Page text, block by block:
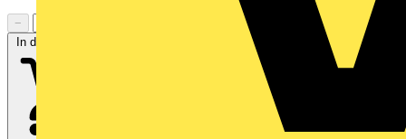
−
In den Warenkorb